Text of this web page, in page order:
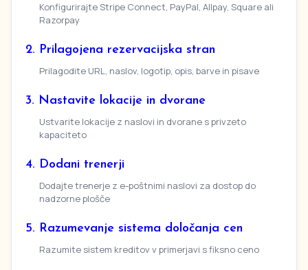
Konfigurirajte Stripe Connect, PayPal, Allpay, Square ali
Razorpay
2. Prilagojena rezervacijska stran
Prilagodite URL, naslov, logotip, opis, barve in pisave
3. Nastavite lokacije in dvorane
Ustvarite lokacije z naslovi in dvorane s privzeto
kapaciteto
4. Dodani trenerji
Dodajte trenerje z e-poštnimi naslovi za dostop do
nadzorne plošče
5. Razumevanje sistema določanja cen
Razumite sistem kreditov v primerjavi s fiksno ceno